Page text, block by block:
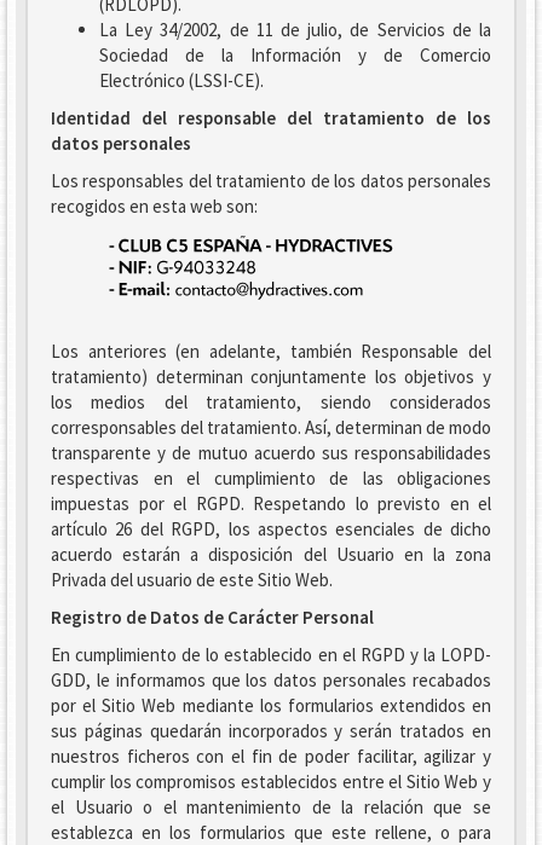
La Ley 34/2002, de 11 de julio, de Servicios de la
Sociedad de la Información y de Comercio
Electrónico (LSSI-CE).
Identidad del responsable del tratamiento de los
datos personales
Los responsables del tratamiento de los datos personales
recogidos en esta web son:
Los anteriores (en adelante, también Responsable del
tratamiento) determinan conjuntamente los objetivos y
los medios del tratamiento, siendo considerados
corresponsables del tratamiento. Así, determinan de modo
transparente y de mutuo acuerdo sus responsabilidades
respectivas en el cumplimiento de las obligaciones
impuestas por el RGPD. Respetando lo previsto en el
artículo 26 del RGPD, los aspectos esenciales de dicho
acuerdo estarán a disposición del Usuario en la zona
Privada del usuario de este Sitio Web.
Registro de Datos de Carácter Personal
En cumplimiento de lo establecido en el RGPD y la LOPD-
GDD, le informamos que los datos personales recabados
por el Sitio Web mediante los formularios extendidos en
sus páginas quedarán incorporados y serán tratados en
nuestros ficheros con el fin de poder facilitar, agilizar y
cumplir los compromisos establecidos entre el Sitio Web y
el Usuario o el mantenimiento de la relación que se
establezca en los formularios que este rellene, o para